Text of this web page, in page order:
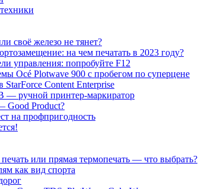
своё железо не тянет?
на чем печатать в 2023 году?
управления: попробуйте F12
Océ Plotwave 900 с пробегом по суперцене
StarForce Content Enterprise
— ручной принтер-маркиратор
Product?
на профпригодность
или прямая термопечать — что выбрать?
как вид спорта